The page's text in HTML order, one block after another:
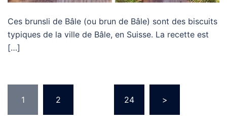
Ces brunsli de Bâle (ou brun de Bâle) sont des biscuits
typiques de la ville de Bâle, en Suisse. La recette est
[…]
des
publications
1 2 24 >